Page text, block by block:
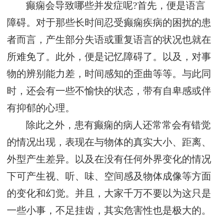
癫痫会导致哪些并发症呢?首先，便是语言
障碍。对于那些长时间忍受癫痫疾病的困扰的患
者而言，产生部分失语或重复语言的状况也就在
所难免了。此外，便是记忆障碍了。以及，对事
物的辨别能力差，时间感知的歪曲等等。与此同
时，还会有一些不愉快的状态，带有自卑感或伴
有抑郁的心理。
除此之外，患有癫痫的病人还常常会有错觉
的情况出现，表现在与物体的真实大小、距离、
外型产生差异。以及在没有任何外界变化的情况
下可产生视、听、味、空间感及物体成像等方面
的变化和幻觉。并且，大家千万不要以为这只是
一些小事，不足挂齿，其实危害性也是极大的。